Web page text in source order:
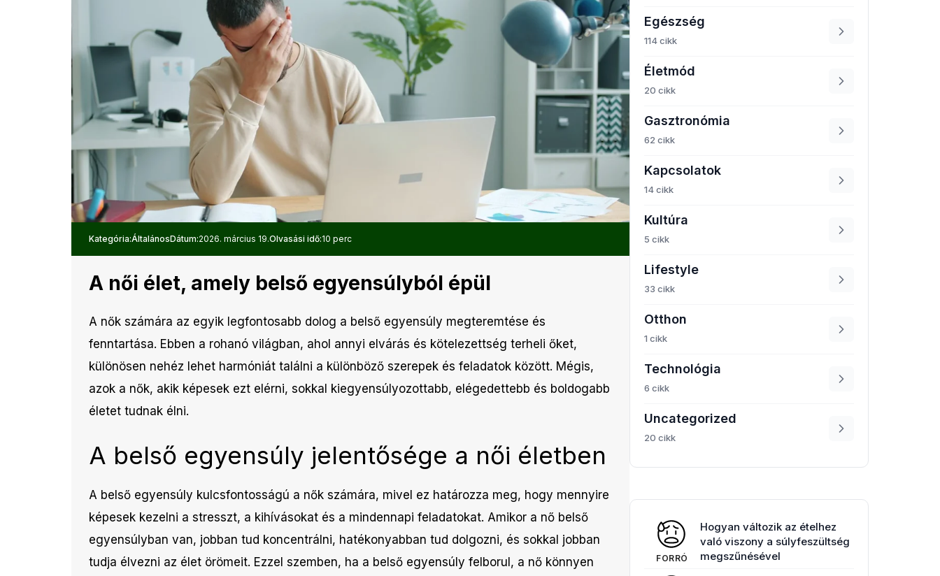
Kategória:ÁltalánosDátum:2026. március 19.Olvasási idő:10 perc
A női élet, amely belső egyensúlyból épül
A nők számára az egyik legfontosabb dolog a belső egyensúly megteremtése és
fenntartása. Ebben a rohanó világban, ahol annyi elvárás és kötelezettség terheli őket,
különösen nehéz lehet harmóniát találni a különböző szerepek és feladatok között. Mégis,
azok a nők, akik képesek ezt elérni, sokkal kiegyensúlyozottabb, elégedettebb és boldogabb
életet tudnak élni.
A belső egyensúly jelentősége a női életben
A belső egyensúly kulcsfontosságú a nők számára, mivel ez határozza meg, hogy mennyire
képesek kezelni a stresszt, a kihívásokat és a mindennapi feladatokat. Amikor a nő belső
egyensúlyban van, jobban tud koncentrálni, hatékonyabban tud dolgozni, és sokkal jobban
tudja élvezni az élet örömeit. Ezzel szemben, ha a belső egyensúly felborul, a nő könnyen
Egészség
114 cikk
Életmód
20 cikk
Gasztronómia
62 cikk
Kapcsolatok
14 cikk
Kultúra
5 cikk
Lifestyle
33 cikk
Otthon
1 cikk
Technológia
6 cikk
Uncategorized
20 cikk
FORRÓ
Hogyan változik az ételhez
való viszony a súlyfeszültség
megszűnésével